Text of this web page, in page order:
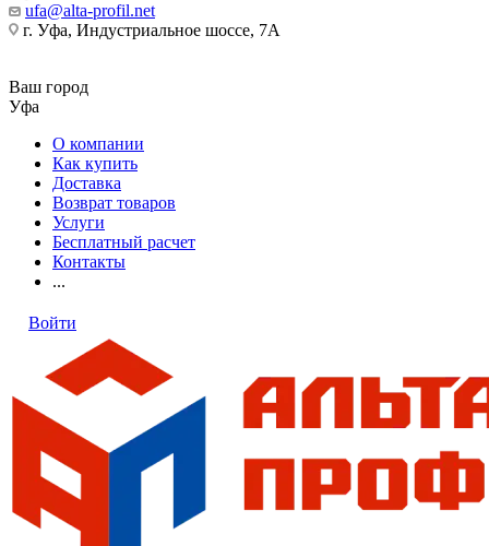
ufa@alta-profil.net
г. Уфа, Индустриальное шоссе, 7А
Ваш город
Уфа
О компании
Как купить
Доставка
Возврат товаров
Услуги
Бесплатный расчет
Контакты
...
Войти